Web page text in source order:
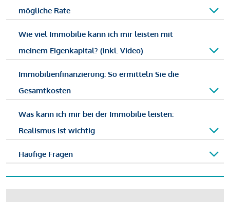
mögliche Rate
Wie viel Immobilie kann ich mir leisten mit
meinem Eigenkapital? (inkl. Video)
Immobilienfinanzierung: So ermitteln Sie die
Gesamtkosten
Was kann ich mir bei der Immobilie leisten:
Realismus ist wichtig
Häufige Fragen